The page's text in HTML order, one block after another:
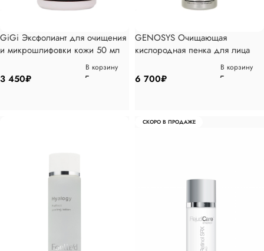
GiGi Эксфолиант для очищения
и микрошлифовки кожи 50 мл
3 450₽
В корзину
GENOSYS Очищающая
кислородная пенка для лица
6 700₽
В корзину
СКОРО В ПРОДАЖЕ